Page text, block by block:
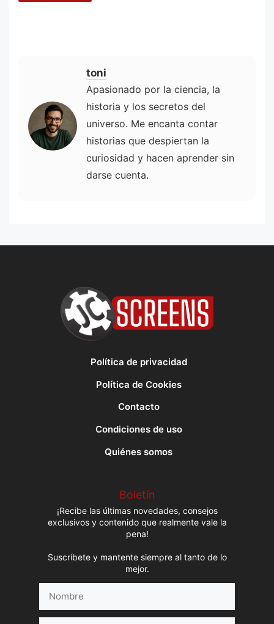
toni
Apasionado por la ciencia, la
historia y los secretos del
universo. Me encanta contar
historias que despiertan la
curiosidad y hacen aprender sin
darse cuenta.
Política de privacidad
Política de Cookies
Contacto
Condiciones de uso
Quiénes somos
Boletín
¡Recibe las últimas novedades, consejos
exclusivos y contenido que realmente vale la
pena!
Suscríbete y mantente siempre al tanto de lo
mejor.